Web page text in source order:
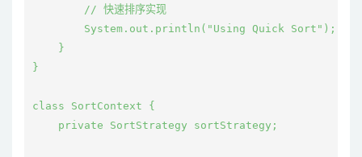
        // 快速排序实现
        System.out.println("Using Quick Sort");
    }
}
class SortContext {
    private SortStrategy sortStrategy;